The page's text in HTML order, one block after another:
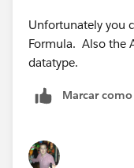
Unfortunately you
Formula. Also the
datatype.
Marcar